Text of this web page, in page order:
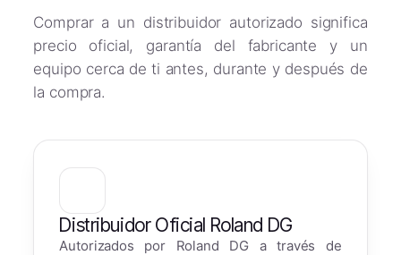
Comprar a un distribuidor autorizado significa
precio oficial, garantía del fabricante y un
equipo cerca de ti antes, durante y después de
la compra.
Distribuidor Oficial Roland DG
Autorizados por Roland DG a través de